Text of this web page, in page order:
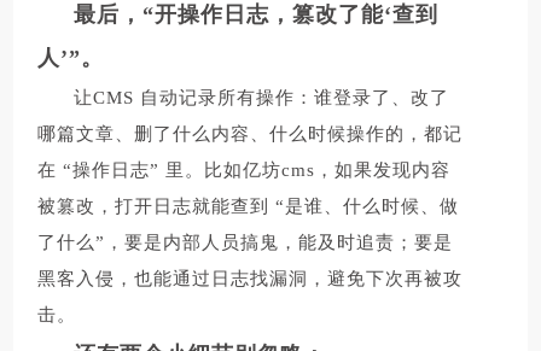
最后，“开操作日志，篡改了能‘查到
人’”。
让CMS 自动记录所有操作：谁登录了、改了
哪篇文章、删了什么内容、什么时候操作的，都记
在 “操作日志” 里。比如亿坊cms，如果发现内容
被篡改，打开日志就能查到 “是谁、什么时候、做
了什么”，要是内部人员搞鬼，能及时追责；要是
黑客入侵，也能通过日志找漏洞，避免下次再被攻
击。